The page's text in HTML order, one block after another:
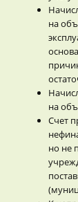
на
на
Счет
но не